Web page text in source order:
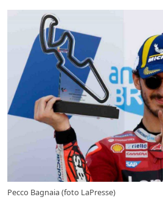
Pecco Bagnaia (foto LaPresse)